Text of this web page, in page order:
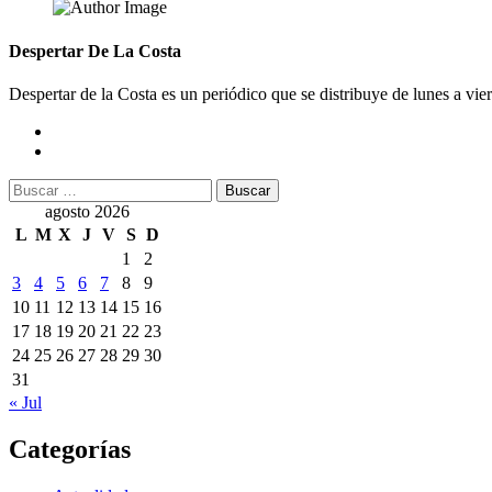
Despertar De La Costa
Despertar de la Costa es un periódico que se distribuye de lunes a
Buscar:
agosto 2026
L M X J V S D
1
2
3
4 5 6 7 8
9
10 11 12 13 14 15 16
17 18 19 20 21 22 23
24 25 26 27 28 29 30
31
« Jul
Categorías